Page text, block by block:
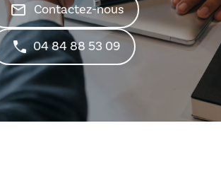
mail_outline Contactez-nous
04 84 88 53 09